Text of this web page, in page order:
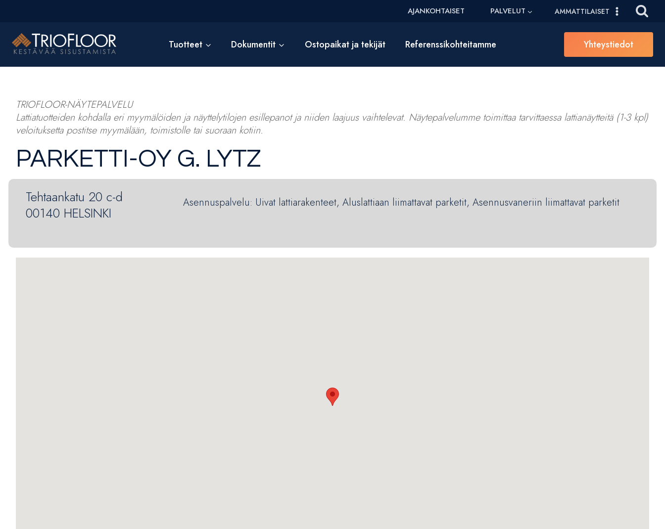
AJANKOHTAISET PALVELUT AMMATTILAISET
Tuotteet Dokumentit Ostopaikat ja tekijät Referenssikohteitamme Yhteystiedot
TRIOFLOOR-NÄYTEPALVELU
Lattiatuotteiden kohdalla eri myymälöiden ja näyttelytilojen esillepanot ja niiden laajuus vaihtelevat. Näytepalvelumme toimittaa tarvittaessa lattianäytteitä (1-3 kpl)
veloituksetta postitse myymälään, toimistolle tai suoraan kotiin.
PARKETTI-OY G. LYTZ
Tehtaankatu 20 c-d
00140 HELSINKI
Asennuspalvelu: Uivat lattiarakenteet, Aluslattiaan liimattavat parketit, Asennusvaneriin liimattavat parketit